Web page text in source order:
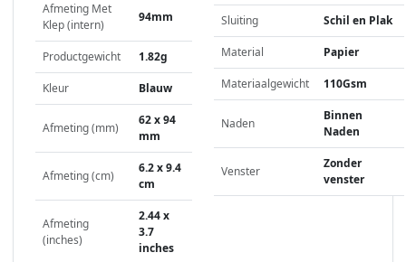
Afmeting Met
Klep (intern)
94mm
Productgewicht 1.82g
Kleur Blauw
Afmeting (mm)
62 x 94
mm
Afmeting (cm)
6.2 x 9.4
cm
Afmeting
(inches)
2.44 x
3.7
inches
Sluiting Schil en Plak
Material Papier
Materiaalgewicht 110Gsm
Naden
Binnen
Naden
Venster
Zonder
venster